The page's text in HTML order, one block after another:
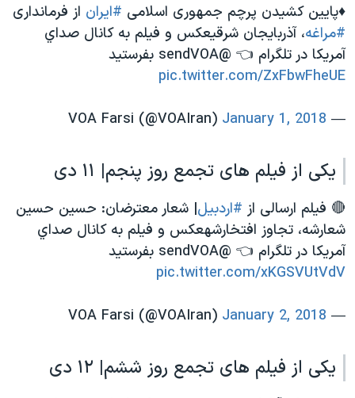
♦️پایین کشیدن پرچم جمهوری اسلامی #ایران از فرمانداری
#مراغه، آذربایجان شرقیعکس و فیلم به كانال صداي
آمريكا در تلگرام 👈 @sendVOA بفرستید
pic.twitter.com/ZxFbwFheUE
— VOA Farsi (@VOAIran)
January 1, 2018
یکی از فیلم های تجمع روز پنجم| ۱۱ دی
🔴 فیلم ارسالی از #اردبیل| شعار معترضان: حسین حسین
شعارشه، تجاوز افتخارشهعکس و فیلم به كانال صداي
آمريكا در تلگرام 👈 @sendVOA بفرستید
pic.twitter.com/xKGSVUtVdV
— VOA Farsi (@VOAIran)
January 2, 2018
یکی از فیلم های تجمع روز ششم| ۱۲ دی